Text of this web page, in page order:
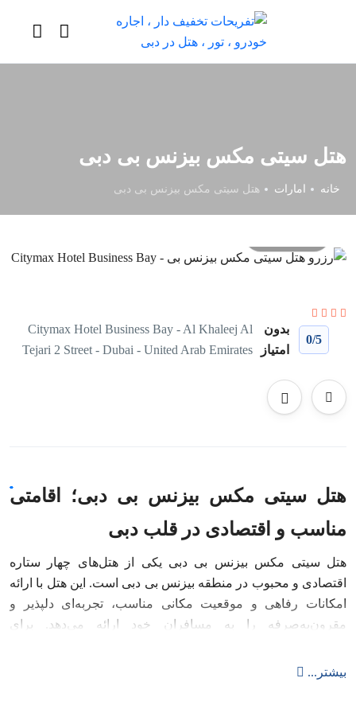
هتل سیتی مکس بیزنس بی دبی
خانه امارات هتل سیتی مکس بیزنس بی دبی
0/5
بدون
امتیاز
Citymax Hotel Business Bay - Al Khaleej Al
Tejari 2 Street - Dubai - United Arab Emirates
هتل سیتی مکس بیزنس بی دبی؛ اقامتی
مناسب و اقتصادی در قلب دبی
هتل سیتی مکس بیزنس بی دبی یکی از هتل‌های چهار ستاره
اقتصادی و محبوب در منطقه بیزنس بی دبی است. این هتل با ارائه
امکانات رفاهی و موقعیت مکانی مناسب، تجربه‌ای دلپذیر و
مقرون‌به‌صرفه را به مسافران خود ارائه می‌دهد. برای
جاذبه‌های گردشگری دبی هستند، هتل سیتی مکس بیزنس بی دبی
بیشتر...